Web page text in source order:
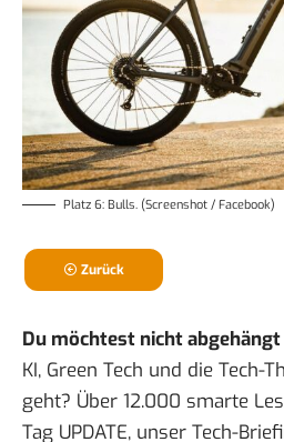
Platz 6: Bulls. (Screenshot / Facebook)
Zurück
Du möchtest nicht
KI, Green Tech und die Tech-
geht? Über 12.000 smarte
Tag UPDATE, unser Tech-